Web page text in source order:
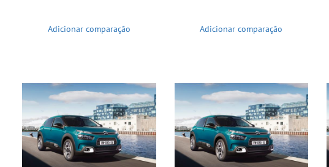
Adicionar comparação Adicionar comparação